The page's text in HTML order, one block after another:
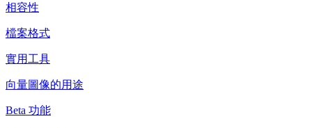
相容性
檔案格式
實用工具
向量圖像的用途
Beta 功能